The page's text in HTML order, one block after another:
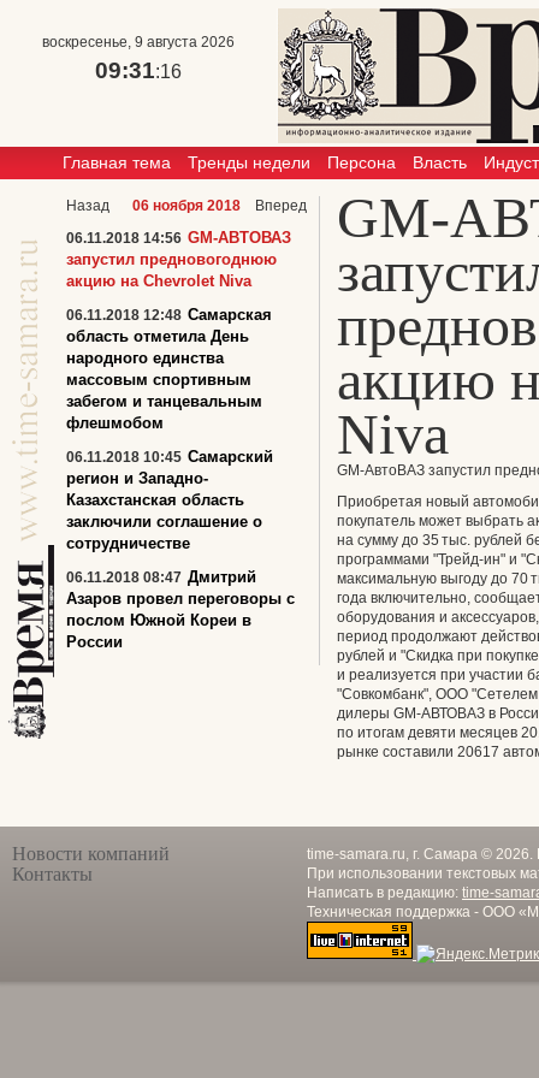
воскресенье, 9 августа 2026
09:31:16
Главная тема Тренды недели Персона Власть
GM-
акцию
Niva
GM-АвтоВАЗ запустил
Приобретая новый
покупатель может выбрать
на сумму до 35 тыс. рублей
программами "Трейд-ин" и
максимальную выгоду до 70
года включительно,
оборудования и
период продолжают
рублей и "Скидка при
и реализуется при участии
"Совкомбанк", ООО "Сетелем
дилеры GM-АВТОВАЗ в
по итогам девяти месяцев
рынке составили 20617
Назад 06 ноября 2018
Вперед
06.11.2018 14:56 GM-АВТОВАЗ
запустил предновогоднюю
акцию на Chevrolet Niva
06.11.2018 12:48 Самарская
область отметила День
народного единства
массовым спортивным
забегом и танцевальным
флешмобом
06.11.2018 10:45 Самарский
регион и Западно-
Казахстанская область
заключили соглашение о
сотрудничестве
06.11.2018 08:47 Дмитрий
Азаров провел переговоры с
послом Южной Кореи в
России
Новости компаний
Контакты
time-samara.ru, г. Самара ©
При использовании текстовых
Написать в редакцию: time-
Техническая поддержка - ООО